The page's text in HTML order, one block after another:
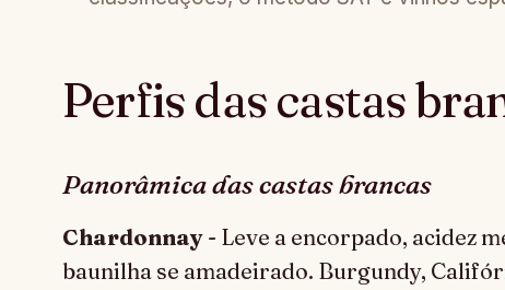
Perfis das castas
Panorâmica das castas brancas
Chardonnay - Leve a encorpado, acidez
baunilha se amadeirado. Burgundy,